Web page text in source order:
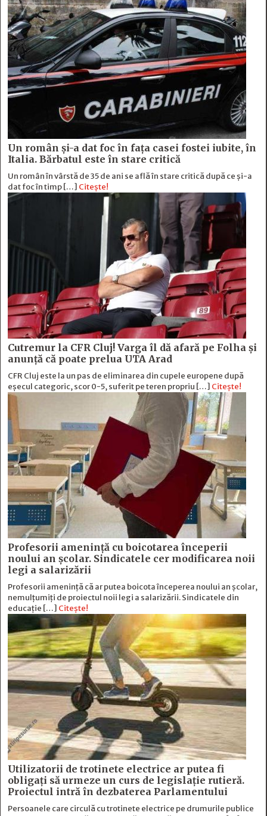
Un român și-a dat foc în fața casei fostei iubite, în
Italia. Bărbatul este în stare critică
Un român în vârstă de 35 de ani se află în stare critică după ce și-a
dat foc în timp […] Citește!
Cutremur la CFR Cluj! Varga îl dă afară pe Folha și
anunță că poate prelua UTA Arad
CFR Cluj este la un pas de eliminarea din cupele europene după
eșecul categoric, scor 0-5, suferit pe teren propriu […] Citește!
Profesorii amenință cu boicotarea începerii
noului an școlar. Sindicatele cer modificarea noii
legi a salarizării
Profesorii amenință că ar putea boicota începerea noului an școlar,
nemulțumiți de proiectul noii legi a salarizării. Sindicatele din
educație […] Citește!
Utilizatorii de trotinete electrice ar putea fi
obligați să urmeze un curs de legislație rutieră.
Proiectul intră în dezbaterea Parlamentului
Persoanele care circulă cu trotinete electrice pe drumurile publice